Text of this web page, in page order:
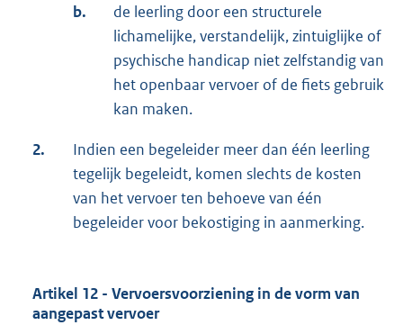
b.
de leerling door een structurele
lichamelijke, verstandelijk, zintuiglijke of
psychische handicap niet zelfstandig van
het openbaar vervoer of de fiets gebruik
kan maken.
2.
Indien een begeleider meer dan één leerling
tegelijk begeleidt, komen slechts de kosten
van het vervoer ten behoeve van één
begeleider voor bekostiging in aanmerking.
Artikel 12 - Vervoersvoorziening in de vorm van
aangepast vervoer